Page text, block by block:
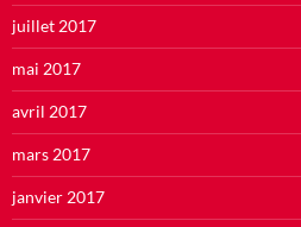
juillet 2017
mai 2017
avril 2017
mars 2017
janvier 2017